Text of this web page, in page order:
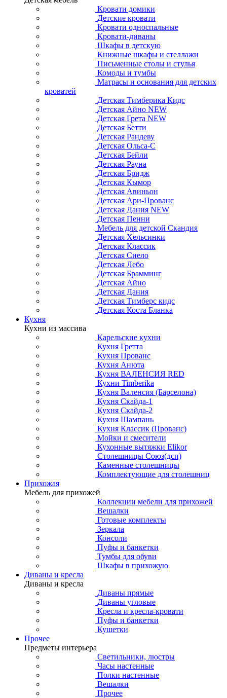
Кровати домики
Детские кровати
Кровати односпальные
Кровати-диваны
Шкафы в детскую
Книжные шкафы и стеллажи
Письменные столы и стулья
Комоды и тумбы
Матрасы и основания для детских
кроватей
Детская Тимберика Кидс
Детская Айно NEW
Детская Грета NEW
Детская Бетти
Детская Рандеву
Детская Ольса-С
Детская Бейли
Детская Рауна
Детская Бридж
Детская Кымор
Детская Авиньон
Детская Ари-Прованс
Детская Дания NEW
Детская Пенни
Мебель для детской Скандия
Детская Хельсинки
Детская Классик
Детская Сиело
Детская Лебо
Детская Брамминг
Детская Айно
Детская Дания
Детская Тимберс кидс
Детская Коста Бланка
Кухня
Кухни из массива
Карельские кухни
Кухня Гретта
Кухня Прованс
Кухня Анюта
Кухня ВАЛЕНСИЯ RED
Кухни Timberika
Кухня Валенсия (Барселона)
Кухня Скайда-1
Кухня Скайда-2
Кухня Шампань
Кухня Классик (Прованс)
Мойки и смесители
Кухонные вытяжки Elikor
Столешницы Союз(дсп)
Каменные столешницы
Комплектующие для столешниц
Прихожая
Мебель для прихожей
Коллекции мебели для прихожей
Вешалки
Готовые комплекты
Зеркала
Консоли
Пуфы и банкетки
Тумбы для обуви
Шкафы в прихожую
Диваны и кресла
Диваны и кресла
Диваны прямые
Диваны угловые
Кресла и кресла-кровати
Пуфы и банкетки
Кушетки
Прочее
Предметы интерьера
Светильники, люстры
Часы настенные
Полки настенные
Вешалки
Прочее